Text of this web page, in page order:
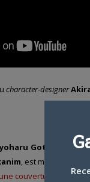
character-designer
Gotouge est
, est maintenant
couverture de